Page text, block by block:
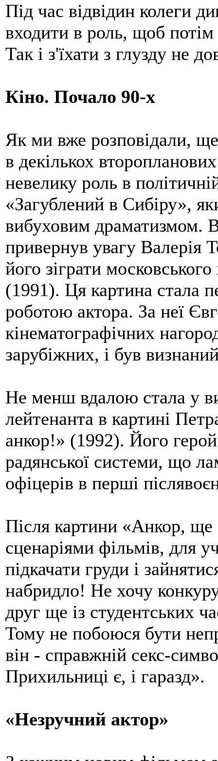
Під час відвідин колеги
входити в роль, щоб потім
Так і з'їхати з глузду не
Кіно. Почало 90-х
Як ми вже розповідали,
в декількох
невелику роль в
«Загублений в Сибіру»,
вибуховим драматизмом.
привернув увагу Валерія
його зіграти
(1991). Ця картина стала
роботою актора. За неї
кінематографічних
зарубіжних, і був
Не менш вдалою стала у
лейтенанта в картині
анкор!» (1992). Його
радянської системи, що
офіцерів в перші
Після картини «Анкор, ще
сценаріями фільмів, для
підкачати груди і
набридло! Не хочу
друг ще із студентських
Тому не побоюся бути
він - справжній секс-
Прихильниці є, і гаразд».
«Незручний актор»